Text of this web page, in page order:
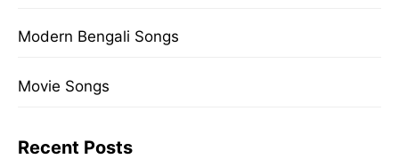
Modern Bengali Songs
Movie Songs
Recent Posts